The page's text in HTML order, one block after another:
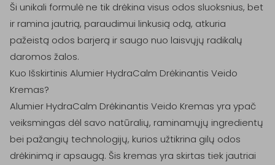
Ši unikali formulė ne tik drėkina visus odos sluoksnius, bet
ir ramina jautrią, paraudimui linkusią odą, atkuria
pažeistą odos barjerą ir saugo nuo laisvųjų radikalų
daromos žalos.
Kuo Išskirtinis Alumier HydraCalm Drėkinantis Veido
Kremas?
Alumier HydraCalm Drėkinantis Veido Kremas yra ypač
veiksmingas dėl savo natūralių, raminamųjų ingredientų
bei pažangių technologijų, kurios užtikrina gilų odos
drėkinimą ir apsaugą. Šis kremas yra skirtas tiek jautriai